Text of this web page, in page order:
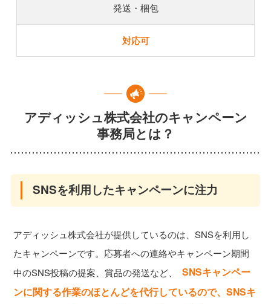
発送・梱包
対応可
アディッシュ株式会社のキャンペーン
事務局とは？
SNSを利用したキャンペーンに注力
アディッシュ株式会社が提供しているのは、SNSを利用し
たキャンペーンです。応募者への連絡やキャンペーン期間
中のSNS投稿の提案、賞品の発送など、
SNSキャンペー
ンに関する作業のほとんどを代行しているので、SNSキ